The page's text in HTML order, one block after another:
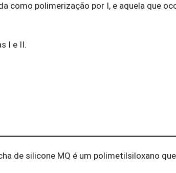
como polimerização por I, e aquela que
I e II.
de silicone MQ é um polimetilsiloxano